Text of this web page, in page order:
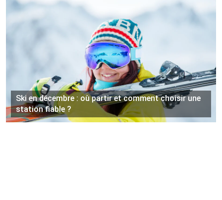
Ski en décembre : où partir et comment choisir une
station fiable ?